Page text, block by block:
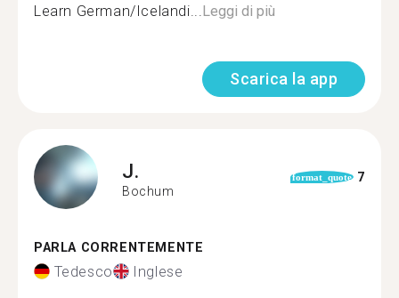
Learn German/Icelandi...Leggi di più
Scarica la app
J.
Bochum
format_quote 7
PARLA CORRENTEMENTE
Tedesco Inglese